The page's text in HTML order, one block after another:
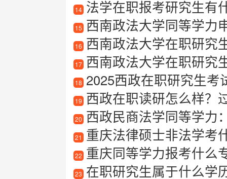
14 法学在职报考研究生有
15 西南政法大学同等学力
16 西南政法大学在职研究
17 西南政法大学在职研究生
18 2025西政在职研究生考
19 西政在职读研怎么样？
20 西政民商法学同等学力
21 重庆法律硕士非法学考
22 重庆同等学力报考什么
23 在职研究生属于什么学